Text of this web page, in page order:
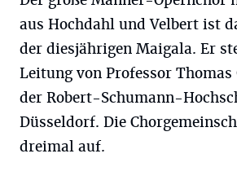
aus Hochdahl und Velbert ist
der diesjährigen Maigala. Er
Leitung von Professor Thomas
der Robert-Schumann-
Düsseldorf. Die
dreimal auf.